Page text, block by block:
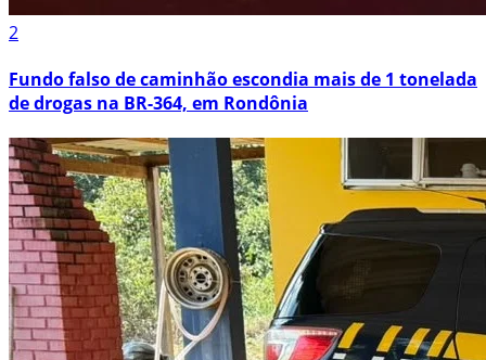
2
Fundo falso de caminhão escondia mais de 1 tonelada
de drogas na BR-364, em Rondônia